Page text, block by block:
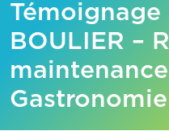
BOULIER –
Gastronomie